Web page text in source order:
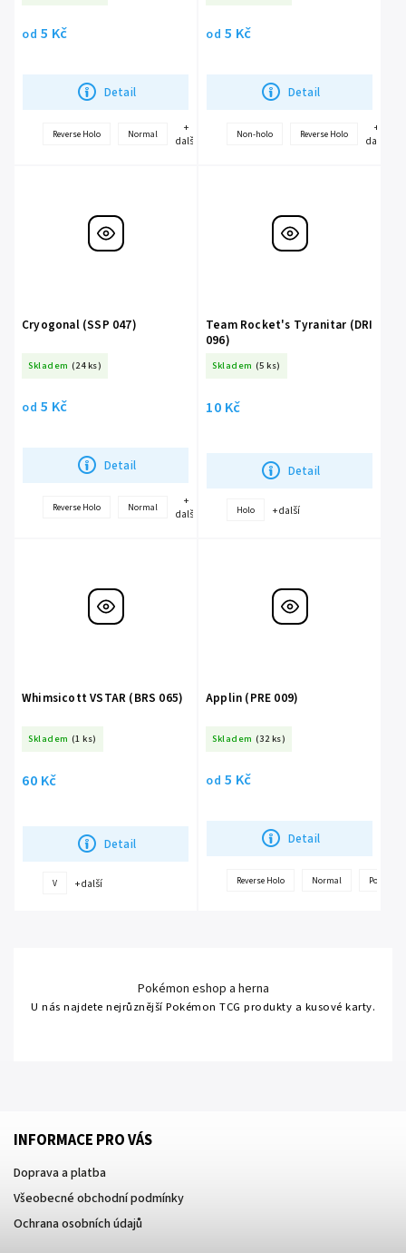
od 5 Kč
Detail
Reverse Holo Normal
+
další
od 5 Kč
Detail
Non-holo Reverse Holo
+
další
Cryogonal (SSP 047)
Skladem (24 ks)
od 5 Kč
Detail
Reverse Holo Normal
+
další
Team Rocket's Tyranitar (DRI
096)
Skladem (5 ks)
10 Kč
Detail
Holo + další
Whimsicott VSTAR (BRS 065)
Skladem (1 ks)
60 Kč
Detail
V + další
Applin (PRE 009)
Skladem (32 ks)
od 5 Kč
Detail
Reverse Holo Normal Poké Ball
Pokémon eshop a herna
U nás najdete nejrůznější Pokémon TCG produkty a kusové karty.
INFORMACE PRO VÁS
Doprava a platba
Všeobecné obchodní podmínky
Ochrana osobních údajů